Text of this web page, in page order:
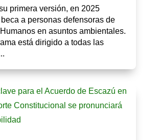
primera versión, en 2025
a personas defensoras de
en asuntos ambientales.
está dirigido a todas las